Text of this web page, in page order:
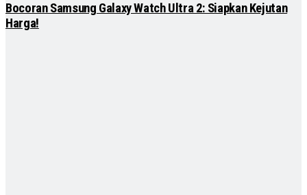
Bocoran Samsung Galaxy Watch Ultra 2: Siapkan Kejutan
Harga!